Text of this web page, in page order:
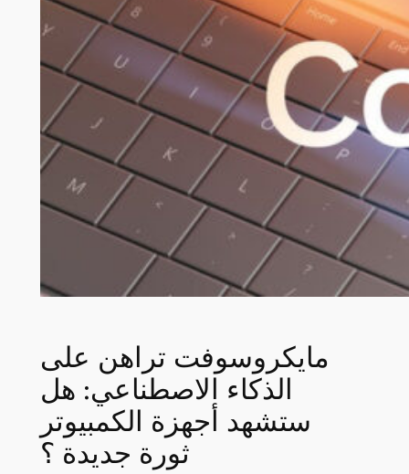
مايكروسوفت تراهن على
الذكاء الاصطناعي: هل
ستشهد أجهزة الكمبيوتر
ثورة جديدة ؟